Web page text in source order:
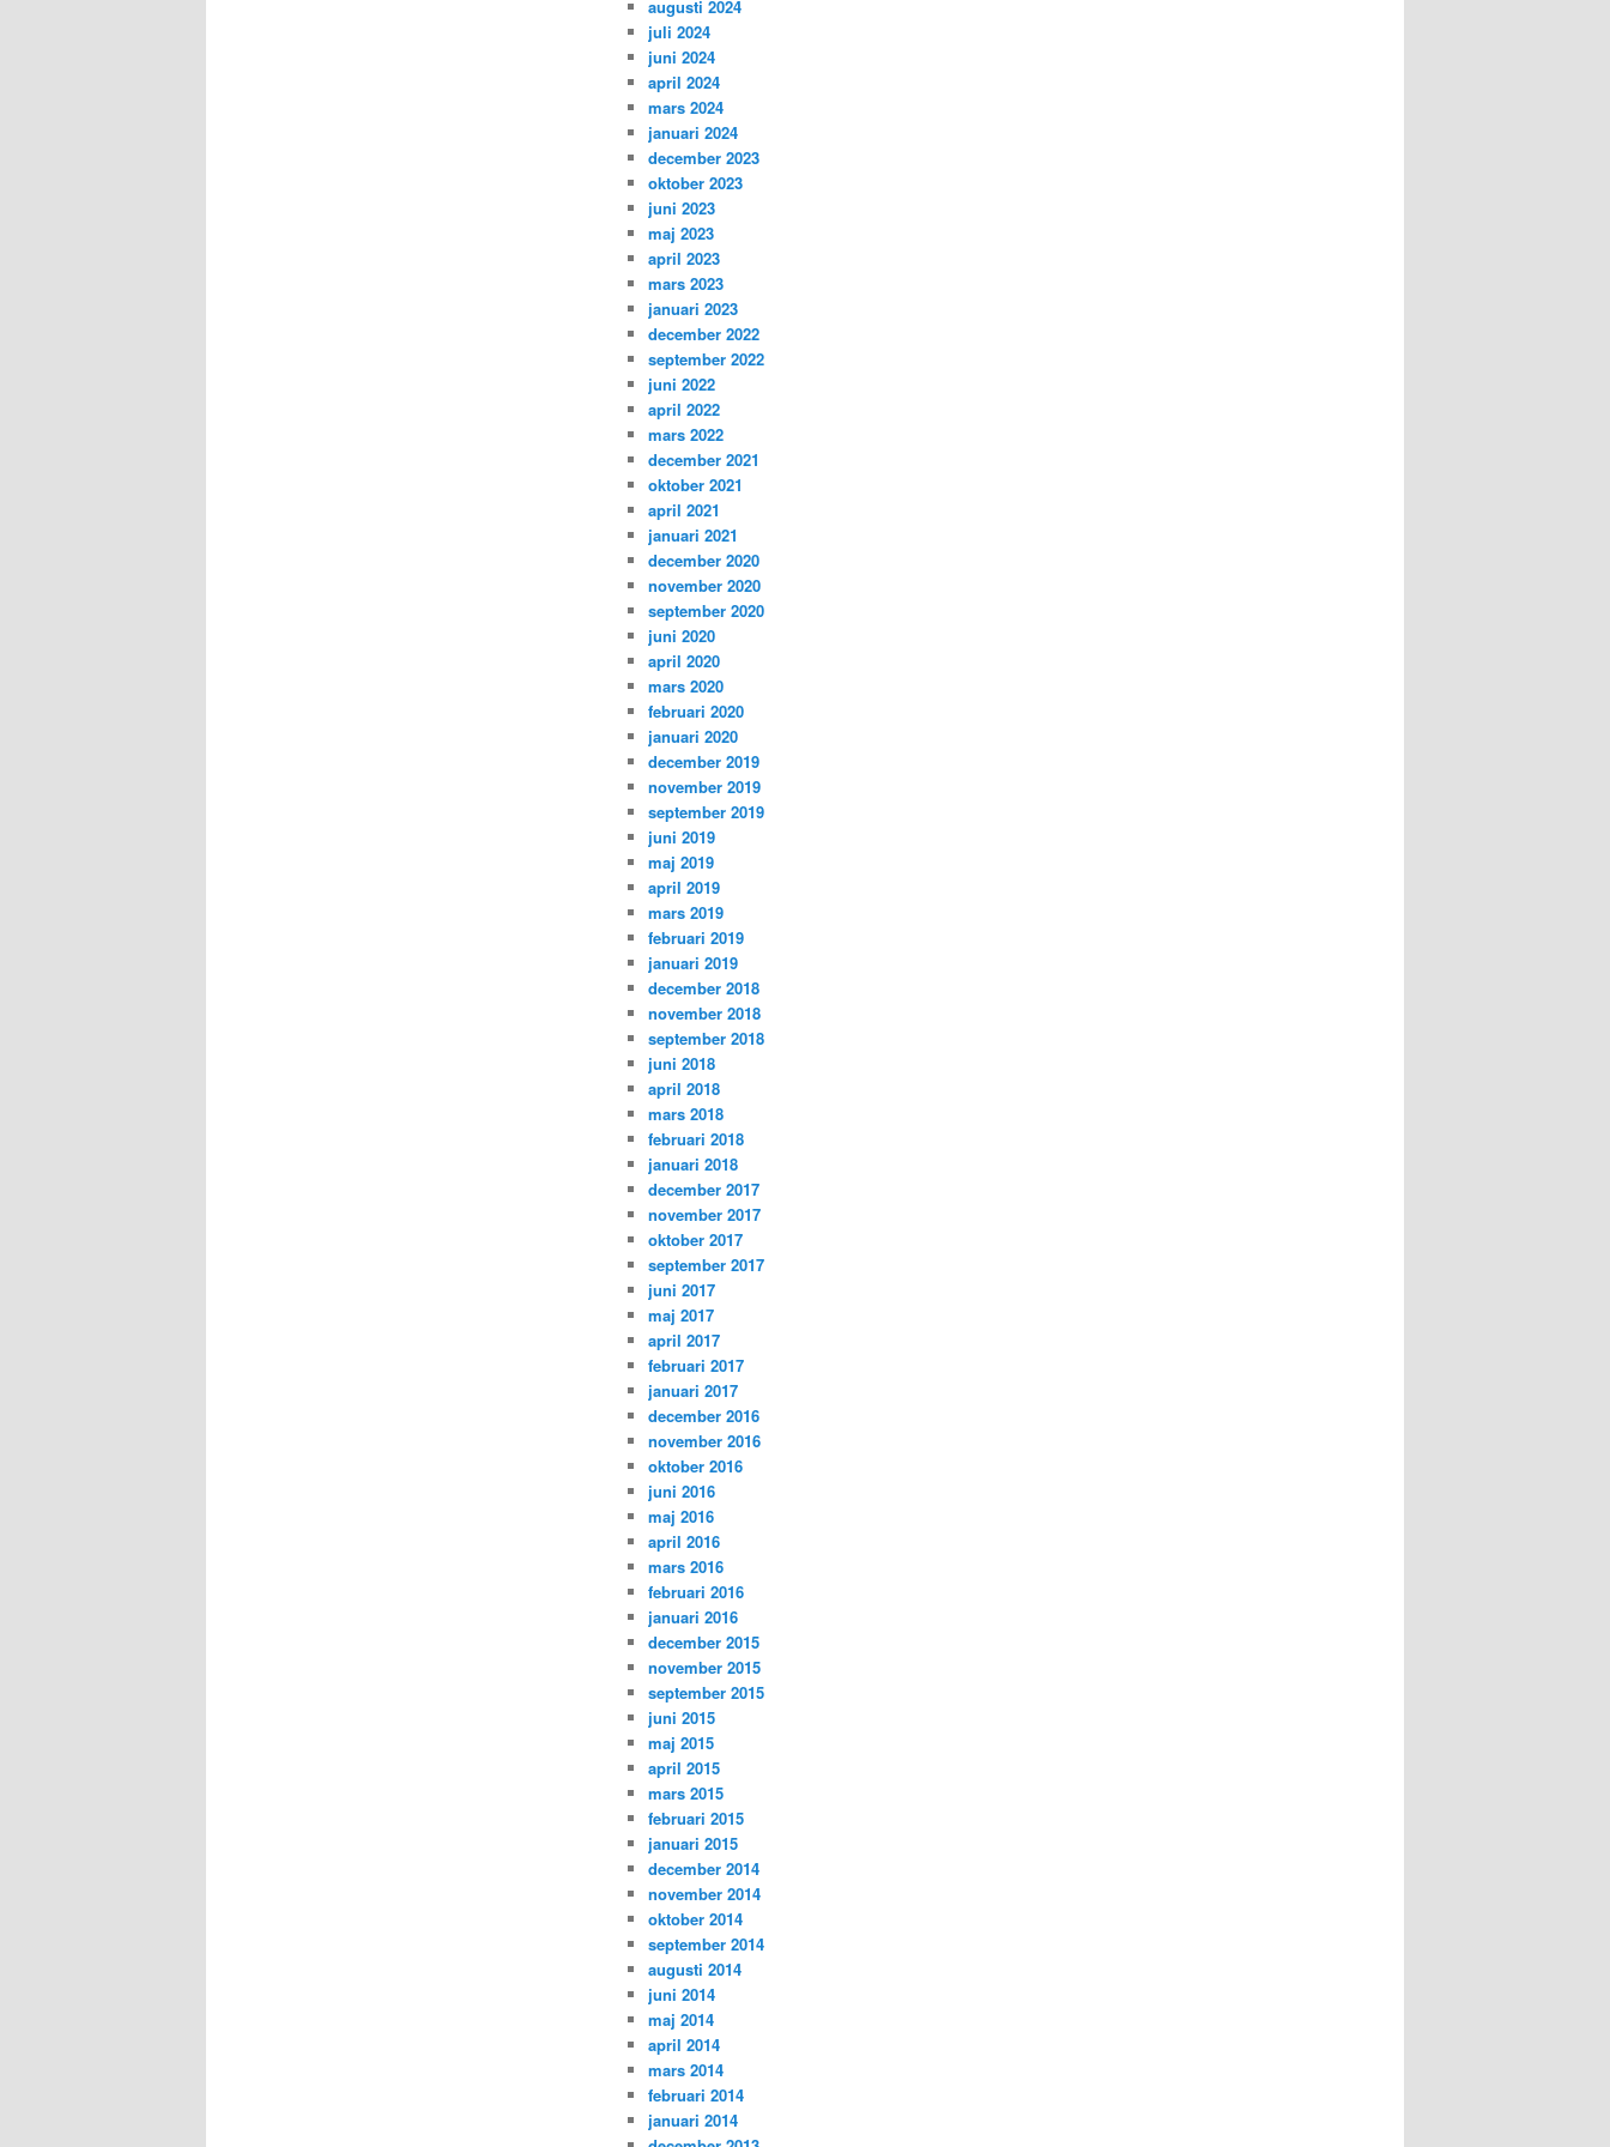
augusti 2024
juli 2024
juni 2024
april 2024
mars 2024
januari 2024
december 2023
oktober 2023
juni 2023
maj 2023
april 2023
mars 2023
januari 2023
december 2022
september 2022
juni 2022
april 2022
mars 2022
december 2021
oktober 2021
april 2021
januari 2021
december 2020
november 2020
september 2020
juni 2020
april 2020
mars 2020
februari 2020
januari 2020
december 2019
november 2019
september 2019
juni 2019
maj 2019
april 2019
mars 2019
februari 2019
januari 2019
december 2018
november 2018
september 2018
juni 2018
april 2018
mars 2018
februari 2018
januari 2018
december 2017
november 2017
oktober 2017
september 2017
juni 2017
maj 2017
april 2017
februari 2017
januari 2017
december 2016
november 2016
oktober 2016
juni 2016
maj 2016
april 2016
mars 2016
februari 2016
januari 2016
december 2015
november 2015
september 2015
juni 2015
maj 2015
april 2015
mars 2015
februari 2015
januari 2015
december 2014
november 2014
oktober 2014
september 2014
augusti 2014
juni 2014
maj 2014
april 2014
mars 2014
februari 2014
januari 2014